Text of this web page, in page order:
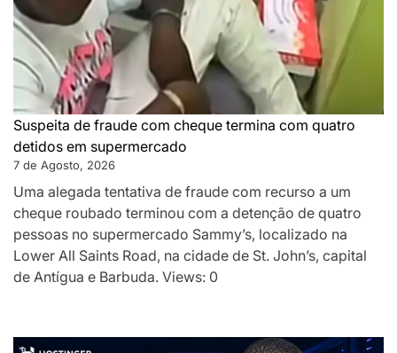
Suspeita de fraude com cheque termina com quatro
detidos em supermercado
7 de Agosto, 2026
Uma alegada tentativa de fraude com recurso a um
cheque roubado terminou com a detenção de quatro
pessoas no supermercado Sammy’s, localizado na
Lower All Saints Road, na cidade de St. John’s, capital
de Antígua e Barbuda. Views: 0